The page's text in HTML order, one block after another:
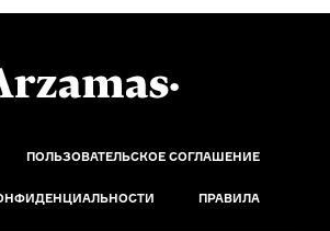
ПОЛЬЗОВАТЕЛЬСКОЕ СОГЛАШЕНИЕ
ПРАВИЛА